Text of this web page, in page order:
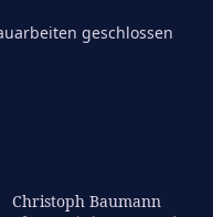
geschlossen
Christoph Baumann